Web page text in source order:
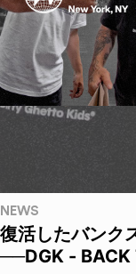
NEWS
復活したバンク
──DGK - BACK